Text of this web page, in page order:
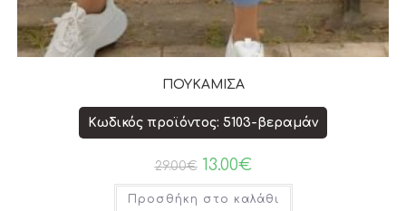
ΠΟΥΚΑΜΙΣΑ
Κωδικός προϊόντος: 5103-βεραμάν
29.00€ 13.00€
Προσθήκη στο καλάθι